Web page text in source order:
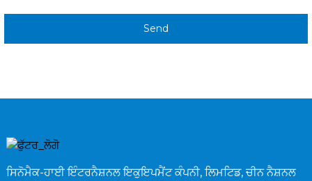
Send
ਸਿਨੋਮੈਕ-ਹਾਈ ਇੰਟਰਨੈਸ਼ਨਲ ਇਕੁਇਪਮੈਂਟ ਕੰਪਨੀ, ਲਿਮਟਿਡ, ਚੀਨ ਨੈਸ਼ਨਲ